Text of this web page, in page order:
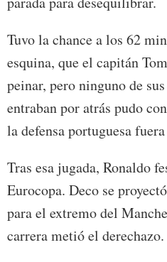
Tuvo la chance a los 62
esquina, que el capitán
peinar, pero ninguno de
entraban por atrás pudo
la defensa portuguesa
Tras esa jugada, Ronaldo
Eurocopa. Deco se
para el extremo del
carrera metió el derechazo.